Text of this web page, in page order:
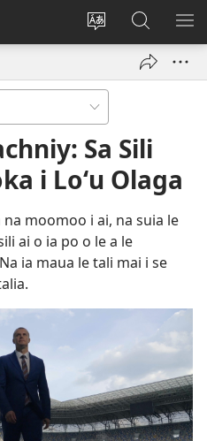
Sui
gagana
o
le
upega
tafaʻilagi
Log
isi
Suʻe
le
Sa Sili
i Loʻu Olaga
moomoo i ai, na suia le
ai o ia po o le a le
ia maua le tali mai i se